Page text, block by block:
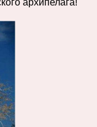
архипелага!